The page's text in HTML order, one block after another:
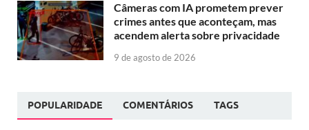
Câmeras com IA prometem prever
crimes antes que aconteçam, mas
acendem alerta sobre privacidade
9 de agosto de 2026
POPULARIDADE COMENTÁRIOS TAGS